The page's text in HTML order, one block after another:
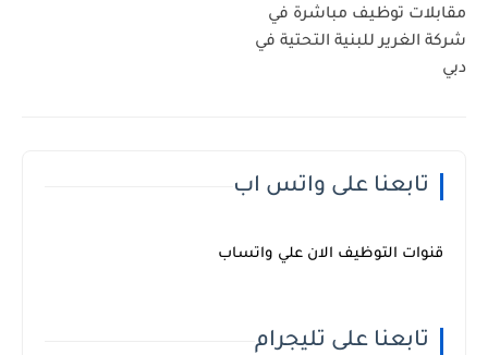
مقابلات توظيف مباشرة في
شركة الغرير للبنية التحتية في
دبي
تابعنا على واتس اب
قنوات التوظيف الان علي واتساب
تابعنا على تليجرام